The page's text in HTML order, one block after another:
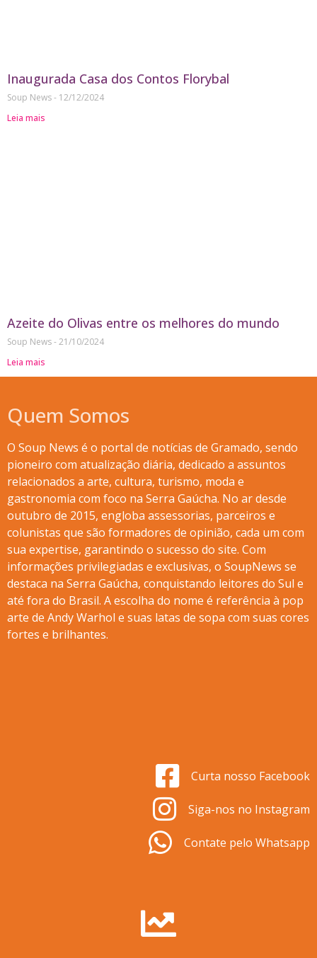
Inaugurada Casa dos Contos Florybal
Soup News
12/12/2024
Leia mais
Azeite do Olivas entre os melhores do mundo
Soup News 21/10/2024
Leia mais
Quem Somos
O Soup News é o portal de notícias de Gramado, sendo
pioneiro com atualização diária, dedicado a assuntos
relacionados a arte, cultura, turismo, moda e
gastronomia com foco na Serra Gaúcha. No ar desde
outubro de 2015, engloba assessorias, parceiros e
colunistas que são formadores de opinião, cada um com
sua expertise, garantindo o sucesso do site. Com
informações privilegiadas e exclusivas, o SoupNews se
destaca na Serra Gaúcha, conquistando leitores do Sul e
até fora do Brasil. A escolha do nome é referência à pop
arte de Andy Warhol e suas latas de sopa com suas cores
fortes e brilhantes.
Curta nosso Facebook
Siga-nos no Instagram
Contate pelo Whatsapp